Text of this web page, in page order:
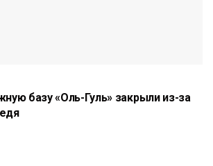
базу «Оль-Гуль» закрыли из-за